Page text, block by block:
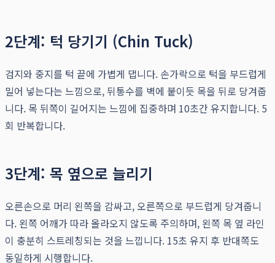
2단계: 턱 당기기 (Chin Tuck)
검지와 중지를 턱 끝에 가볍게 댑니다. 손가락으로 턱을 부드럽게
밀어 넣는다는 느낌으로, 뒤통수를 벽에 붙이듯 목을 뒤로 당겨줍
니다. 목 뒤쪽이 길어지는 느낌에 집중하며 10초간 유지합니다. 5
회 반복합니다.
3단계: 목 옆으로 늘리기
오른손으로 머리 왼쪽을 감싸고, 오른쪽으로 부드럽게 당겨줍니
다. 왼쪽 어깨가 따라 올라오지 않도록 주의하며, 왼쪽 목 옆 라인
이 충분히 스트레칭되는 것을 느낍니다. 15초 유지 후 반대쪽도
동일하게 시행합니다.